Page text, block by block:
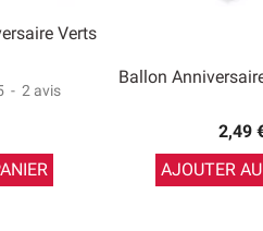
Verts
- 2 avis
Ballon
2,49
AJOUTER